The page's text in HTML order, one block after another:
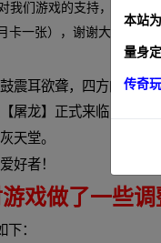
游戏的支持，为了更好
卡一张），谢谢大家~
震耳欲聋，四方的战神
屠龙】正式来临！
天堂。
好者！
戏做了一些调
：
本站
量身
传奇